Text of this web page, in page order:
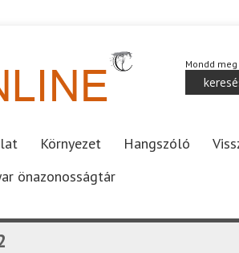
Mondd
Környezet Hangszóló
önazonosságtár